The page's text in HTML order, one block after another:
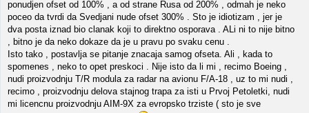
ponudjen ofset od 100% , a od strane Rusa od 200% , odmah je neko
poceo da tvrdi da Svedjani nude ofset 300% . Sto je idiotizam , jer je
dva posta iznad bio clanak koji to direktno osporava . ALi ni to nije bitno
, bitno je da neko dokaze da je u pravu po svaku cenu .
Isto tako , postavlja se pitanje znacaja samog ofseta. Ali , kada to
spomenes , neko to opet preskoci . Nije isto da li mi , recimo Boeing ,
nudi proizvodnju T/R modula za radar na avionu F/A-18 , uz to mi nudi ,
recimo , proizvodnju delova stajnog trapa za isti u Prvoj Petoletki, nudi
mi licencnu proizvodnju AIM-9X za evropsko trziste ( sto je sve